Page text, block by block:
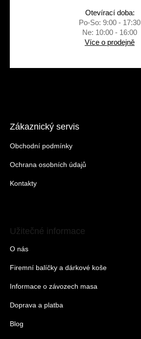
Otevírací doba:
Po-So: 9:00 - 17:30
Ne: 10:00 - 16:00
Více o prodejně
Zákaznický servis
Obchodní podmínky
Ochrana osobních údajů
Kontakty
Užitečné informace
O nás
Firemní balíčky a dárkové koše
Informace o závozech masa
Doprava a platba
Blog